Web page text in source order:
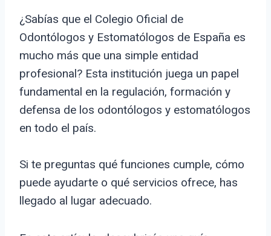
¿Sabías que el Colegio Oficial de
Odontólogos y Estomatólogos de España es
mucho más que una simple entidad
profesional? Esta institución juega un papel
fundamental en la regulación, formación y
defensa de los odontólogos y estomatólogos
en todo el país.
Si te preguntas qué funciones cumple, cómo
puede ayudarte o qué servicios ofrece, has
llegado al lugar adecuado.